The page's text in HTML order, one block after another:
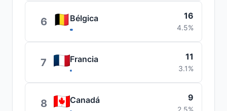
6 Bélgica 16
4.5%
7 Francia 11
3.1%
8 Canadá 9
2.5%